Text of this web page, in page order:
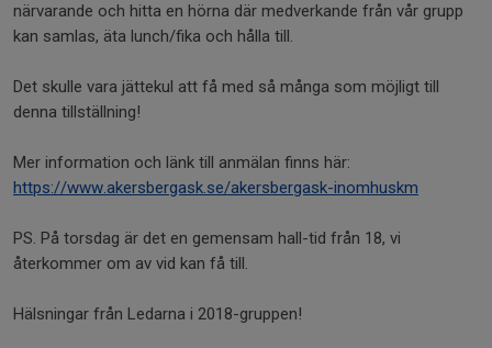
närvarande och hitta en hörna där medverkande från vår grupp
kan samlas, äta lunch/fika och hålla till.
Det skulle vara jättekul att få med så många som möjligt till
denna tillställning!
Mer information och länk till anmälan finns här:
https://www.akersbergask.se/akersbergask-inomhuskm
PS. På torsdag är det en gemensam hall-tid från 18, vi
återkommer om av vid kan få till.
Hälsningar från Ledarna i 2018-gruppen!